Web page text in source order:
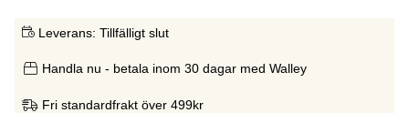
Leverans: Tillfälligt slut
Handla nu - betala inom 30 dagar med Walley
Fri standardfrakt över 499kr